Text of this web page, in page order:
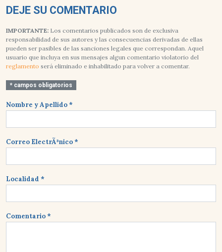
DEJE SU COMENTARIO
IMPORTANTE: Los comentarios publicados son de exclusiva
responsabilidad de sus autores y las consecuencias derivadas de ellas
pueden ser pasibles de las sanciones legales que correspondan. Aquel
usuario que incluya en sus mensajes algun comentario violatorio del
reglamento será eliminado e inhabilitado para volver a comentar.
* campos obligatorios
Nombre y Apellido *
Correo ElectrÃ³nico *
Localidad *
Comentario *